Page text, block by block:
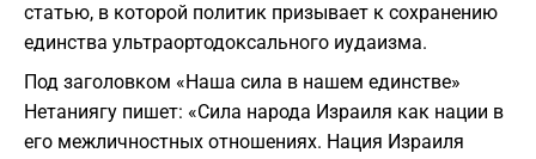
статью, в которой политик призывает к сохранению
единства ультраортодоксального иудаизма.
Под заголовком «Наша сила в нашем единстве»
Нетаниягу пишет: «Сила народа Израиля как нации в
его межличностных отношениях. Нация Израиля